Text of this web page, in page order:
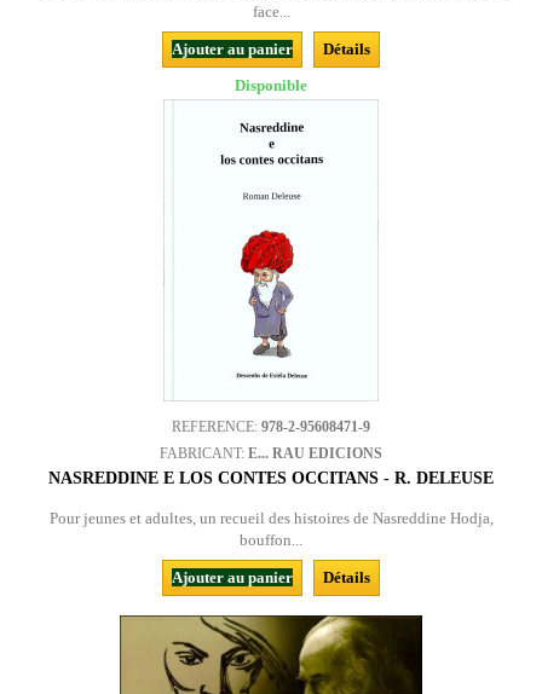
face...
Ajouter au panier
Détails
Disponible
REFERENCE: 978-2-95608471-9
FABRICANT: E... RAU EDICIONS
NASREDDINE E LOS CONTES OCCITANS - R. DELEUSE
Pour jeunes et adultes, un recueil des histoires de Nasreddine Hodja,
bouffon...
Ajouter au panier Détails